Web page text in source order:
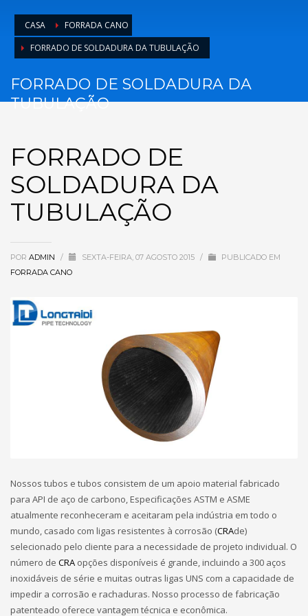
CASA
FORRADA CANO
FORRADO DE SOLDADURA DA TUBULAÇÃO
FORRADO DE SOLDADURA DA
TUBULAÇÃO
FORRADO DE
SOLDADURA DA
TUBULAÇÃO
POR ADMIN / SEXTA-FEIRA, 07 AGOSTO 2015 /
PUBLICADO EM
FORRADA CANO
Nossos tubos e tubos consistem de um apoio material fabricado
para API de aço de carbono, Especificações ASTM e ASME
atualmente reconheceram e aceitaram pela indústria em todo o
mundo, casado com ligas resistentes à corrosão (CRAde)
selecionado pelo cliente para a necessidade de projeto individual. O
número de CRA opções disponíveis é grande, incluindo a 300 aços
inoxidáveis de série e muitas outras ligas UNS com a capacidade de
impedir a corrosão e rachaduras. Nosso processo de fabricação
patenteado oferece vantagem técnica e econômica.